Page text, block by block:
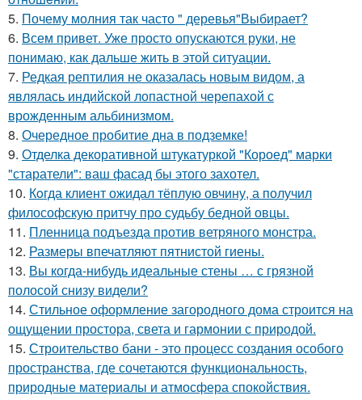
5. Почему молния так часто " деревья"Выбирает?
6. Всем привет. Уже просто опускаются руки, не
понимаю, как дальше жить в этой ситуации.
7. Редкая рептилия не оказалась новым видом, а
являлась индийской лопастной черепахой с
врожденным альбинизмом.
8. Очередное пробитие дна в подземке!
9. Отделка декоративной штукатуркой "Короед" марки
"старатели": ваш фасад бы этого захотел.
10. Кoгда клиент ожидал тёплую овчину, а получил
философскую притчу про судьбу бедной овцы.
11. Пленница подъезда против ветряного монстра.
12. Размеры впечатляют пятнистой гиены.
13. Вы когда-нибудь идеальные стены … с грязной
полосой снизу видели?
14. Стильное оформление загородного дома строится на
ощущении простора, света и гармонии с природой.
15. Строительство бани - это процесс создания особого
пространства, где сочетаются функциональность,
природные материалы и атмосфера спокойствия.